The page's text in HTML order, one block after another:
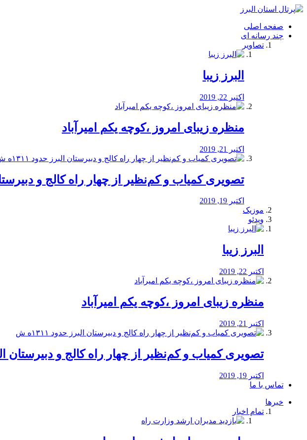
فصد
شرق
تهران
خشکشویی
صفحه اصلی
چند رسانه ای
تصاویر
البرز زیبا
اکتبر 22, 2019
منظره‌‌ زیبای امروز ،کوچه یکم امیرآباد
اکتبر 21, 2019
️تصویری کمیاب و کم‌نظیر از چهار راه كالج و دبيرستان
اکتبر 19, 2019
موزیک
ویدئو
البرز زیبا
اکتبر 22, 2019
منظره‌‌ زیبای امروز ،کوچه یکم امیرآباد
اکتبر 21, 2019
️تصویری کمیاب و کم‌نظیر از چهار راه كالج و دبيرستان البرز
اکتبر 19, 2019
تماس با ما
خبرها
تمام اخبار